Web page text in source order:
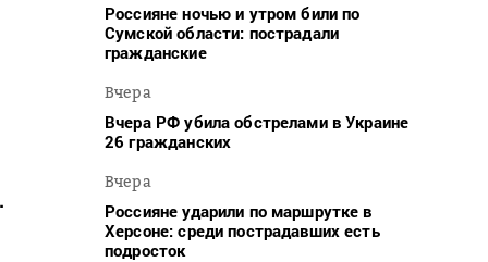
Россияне ночью и утром били по
Сумской области: пострадали
гражданские
Вчера
Вчера РФ убила обстрелами в Украине
26 гражданских
Вчера
Россияне ударили по маршрутке в
Херсоне: среди пострадавших есть
подросток